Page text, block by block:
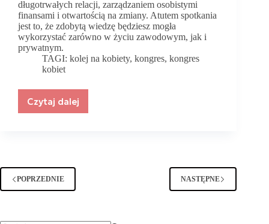
długotrwałych relacji, zarządzaniem osobistymi
finansami i otwartością na zmiany. Atutem spotkania
jest to, że zdobytą wiedzę będziesz mogła
wykorzystać zarówno w życiu zawodowym, jak i
prywatnym.
TAGI: kolej na kobiety,kongres,kongres
kobiet
Czytaj dalej
Kongres
–
Zapraszamy!
POPRZEDNIE NASTĘPNE